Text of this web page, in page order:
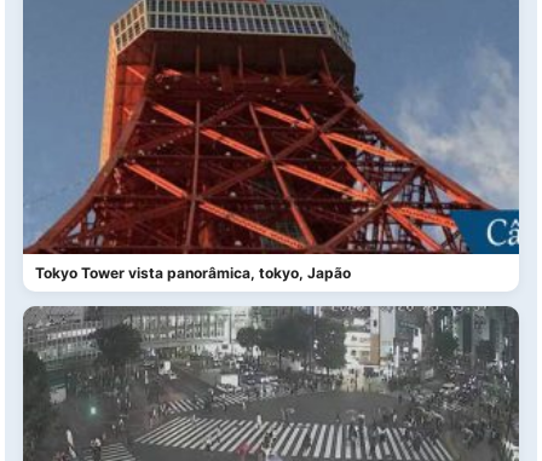
Tokyo Tower vista panorâmica, tokyo, Japão